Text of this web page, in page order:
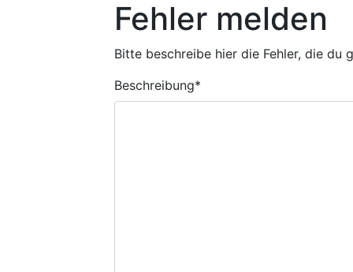
Fehler melden
Bitte beschreibe hier die Fehler, die du
Beschreibung*